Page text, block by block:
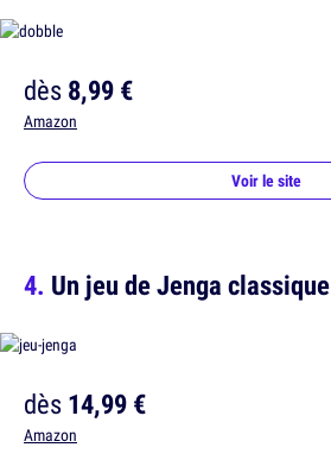
dès8,99 €
Amazon
Voir le site
Un jeu de Jenga classique
dès14,99 €
Amazon